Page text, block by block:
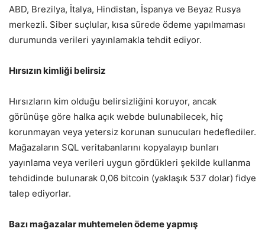
ABD, Brezilya, İtalya, Hindistan, İspanya ve Beyaz Rusya
merkezli. Siber suçlular, kısa sürede ödeme yapılmaması
durumunda verileri yayınlamakla tehdit ediyor.
Hırsızın kimliği belirsiz
Hırsızların kim olduğu belirsizliğini koruyor, ancak
görünüşe göre halka açık webde bulunabilecek, hiç
korunmayan veya yetersiz korunan sunucuları hedeflediler.
Mağazaların SQL veritabanlarını kopyalayıp bunları
yayınlama veya verileri uygun gördükleri şekilde kullanma
tehdidinde bulunarak 0,06 bitcoin (yaklaşık 537 dolar) fidye
talep ediyorlar.
Bazı mağazalar muhtemelen ödeme yapmış